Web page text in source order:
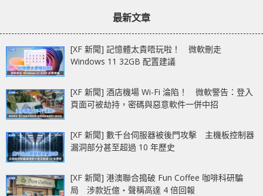
最新文章
[XF 新聞] 記憶體太貴唔玩啦！ 微軟刪走
Windows 11 32GB 配置建議
[XF 新聞] 酒店機場 Wi-Fi 淪陷！ 微軟警告：登入
頁面可被劫持，密碼與惡意軟件一併中招
[XF 新聞] 數千台伺服器被後門攻擊 主機板控制器
漏洞部分甚至超過 10 年歷史
[XF 新聞] 港澳聯合搗破 Fun Coffee 咖啡科研騙
局 涉款近億‧聲稱高達 4 倍回報